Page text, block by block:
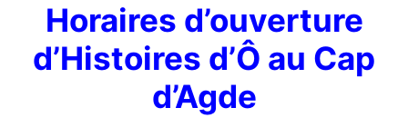
Horaires d’ouverture
d’Histoires d’Ô au Cap
d’Agde